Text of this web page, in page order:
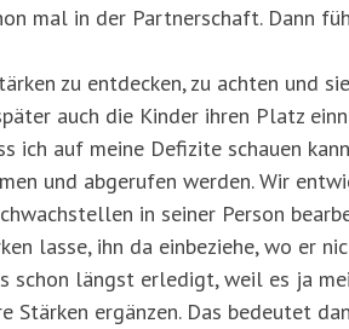
mal in der Partnerschaft. Dann
zu entdecken, zu achten und
auch die Kinder ihren Platz
ich auf meine Defizite schauen
und abgerufen werden. Wir
in seiner Person
lasse, ihn da einbeziehe, wo er
schon längst erledigt, weil es ja
Stärken ergänzen. Das bedeutet